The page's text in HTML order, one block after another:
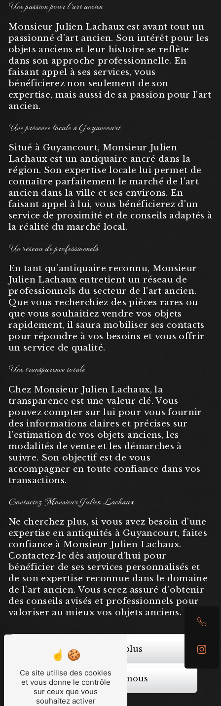
Une passion pour l'art ancien
Monsieur Julien Lachaux est avant tout un
passionné d'art ancien. Son intérêt pour les
objets anciens et leur histoire se reflète
dans son approche professionnelle. En
faisant appel à ses services, vous
bénéficierez non seulement de son
expertise, mais aussi de sa passion pour l'art
ancien.
Une présence locale à Guyancourt
Situé à Guyancourt, Monsieur Julien
Lachaux est un antiquaire ancré dans la
région. Son expertise locale lui permet de
connaître parfaitement le marché de l'art
ancien dans la ville et ses environs. En
faisant appel à lui, vous bénéficierez d'un
service de proximité et de conseils adaptés à
la réalité du marché local.
Un réseau de professionnels
En tant qu'antiquaire reconnu, Monsieur
Julien Lachaux entretient un réseau de
professionnels du secteur de l'art ancien.
Que vous recherchiez des pièces rares ou
que vous souhaitiez vendre vos objets
rapidement, il saura mobiliser ses contacts
pour répondre à vos besoins et vous offrir
un service de qualité.
Une transparence totale
Chez Monsieur Julien Lachaux, la
transparence est une valeur clé. Vous
pouvez compter sur lui pour vous fournir
des informations claires et précises sur
l'estimation de vos objets anciens, les
modalités de vente et les démarches à
suivre. Son objectif est de vous
accompagner en toute confiance dans vos
transactions.
Contactez Monsieur Julien Lachaux
Ne cherchez plus, si vous avez besoin d'une
expertise en antiquités à Guyancourt, faites
confiance à Monsieur Julien Lachaux.
Contactez-le dès aujourd'hui pour
bénéficier de ses services personnalisés et
de son expertise reconnue dans le domaine
de l'art ancien. Vous serez assuré d'obtenir
des conseils avisés et professionnels pour
valoriser au mieux vos objets anciens.
En savoir plus
Contactez-nous
Ce site utilise des cookies
et vous donne le contrôle
sur ceux que vous
souhaitez activer